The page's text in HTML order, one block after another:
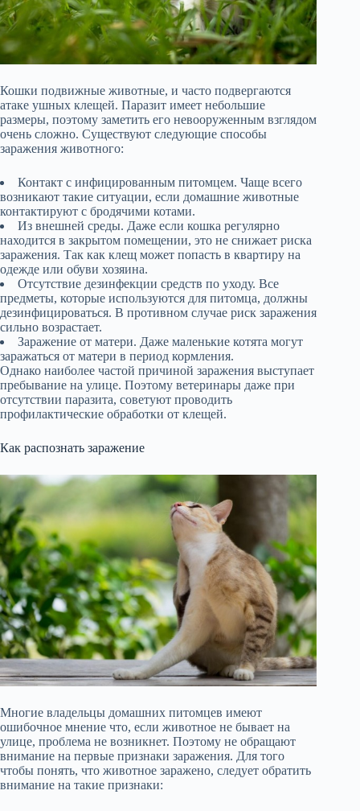
Кошки подвижные животные, и часто подвергаются
атаке ушных клещей. Паразит имеет небольшие
размеры, поэтому заметить его невооруженным взглядом
очень сложно. Существуют следующие способы
заражения животного:
Контакт с инфицированным питомцем. Чаще всего
возникают такие ситуации, если домашние животные
контактируют с бродячими котами.
Из внешней среды. Даже если кошка регулярно
находится в закрытом помещении, это не снижает риска
заражения. Так как клещ может попасть в квартиру на
одежде или обуви хозяина.
Отсутствие дезинфекции средств по уходу. Все
предметы, которые используются для питомца, должны
дезинфицироваться. В противном случае риск заражения
сильно возрастает.
Заражение от матери. Даже маленькие котята могут
заражаться от матери в период кормления.
Однако наиболее частой причиной заражения выступает
пребывание на улице. Поэтому ветеринары даже при
отсутствии паразита, советуют проводить
профилактические обработки от клещей.
Как распознать заражение
Многие владельцы домашних питомцев имеют
ошибочное мнение что, если животное не бывает на
улице, проблема не возникнет. Поэтому не обращают
внимание на первые признаки заражения. Для того
чтобы понять, что животное заражено, следует обратить
внимание на такие признаки: